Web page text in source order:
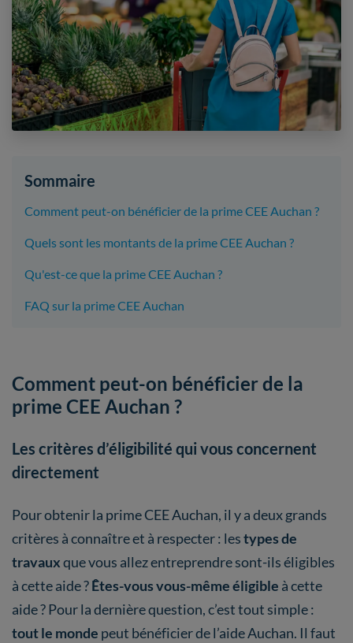
Sommaire
Comment peut-on bénéficier de la prime CEE Auchan ?
Quels sont les montants de la prime CEE Auchan ?
Qu'est-ce que la prime CEE Auchan ?
FAQ sur la prime CEE Auchan
Comment peut-on bénéficier de la
prime CEE Auchan ?
Les critères d’éligibilité qui vous concernent
directement
Pour obtenir la prime CEE Auchan, il y a deux grands
critères à connaître et à respecter : lestypes de
travauxque vous allez entreprendre sont-ils éligibles
à cette aide ?Êtes-vous vous-même éligible à cette
aide ? Pour la dernière question, c’est tout simple :
tout le monde peut bénéficier de l’aide Auchan. Il faut